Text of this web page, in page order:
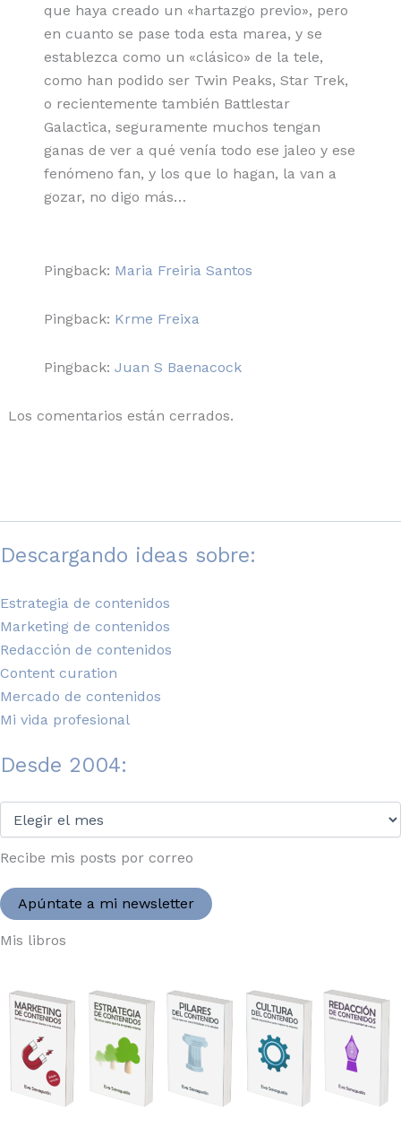
que haya creado un «hartazgo previo», pero
en cuanto se pase toda esta marea, y se
establezca como un «clásico» de la tele,
como han podido ser Twin Peaks, Star Trek,
o recientemente también Battlestar
Galactica, seguramente muchos tengan
ganas de ver a qué venía todo ese jaleo y ese
fenómeno fan, y los que lo hagan, la van a
gozar, no digo más…
Pingback: Maria Freiria Santos
Pingback: Krme Freixa
Pingback: Juan S Baenacock
Los comentarios están cerrados.
Descargando ideas sobre:
Estrategia de contenidos
Marketing de contenidos
Redacción de contenidos
Content curation
Mercado de contenidos
Mi vida profesional
Desde 2004:
2004:
Recibe mis posts por correo
Apúntate a mi newsletter
Mis libros